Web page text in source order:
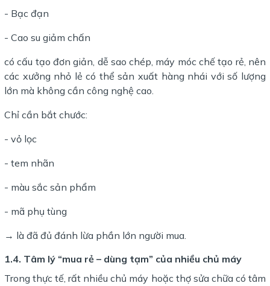
- Bạc đạn
- Cao su giảm chấn
có cấu tạo đơn giản, dễ sao chép, máy móc chế tạo rẻ, nên
các xưởng nhỏ lẻ có thể sản xuất hàng nhái với số lượng
lớn mà không cần công nghệ cao.
Chỉ cần bắt chước:
- vỏ lọc
- tem nhãn
- màu sắc sản phẩm
- mã phụ tùng
→ là đã đủ đánh lừa phần lớn người mua.
1.4. Tâm lý “mua rẻ – dùng tạm” của nhiều chủ máy
Trong thực tế, rất nhiều chủ máy hoặc thợ sửa chữa có tâm